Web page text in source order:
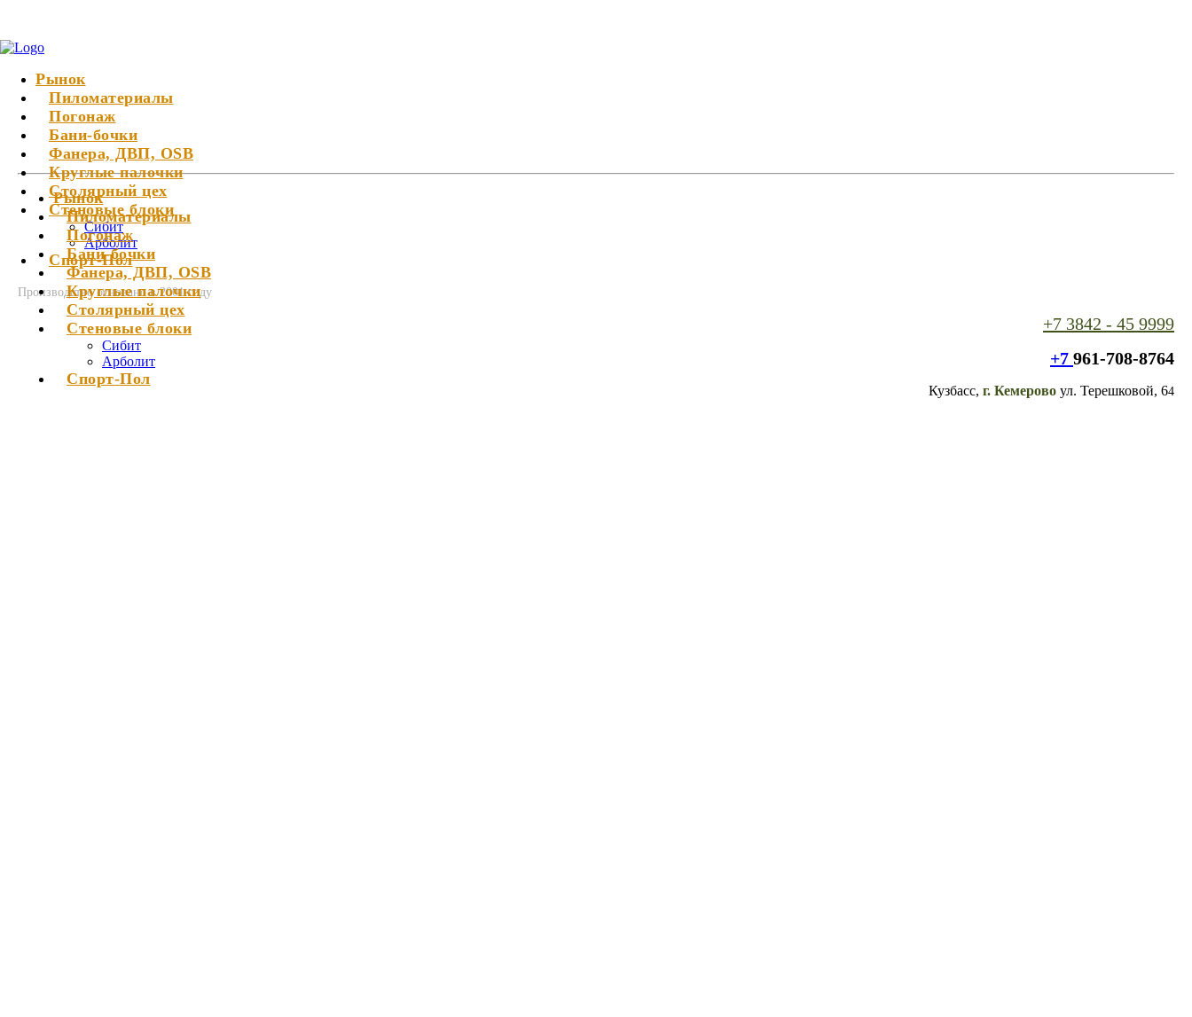
Рынок
Пиломатериалы
Погонаж
Бани-бочки
Фанера, ДВП, OSB
Круглые палочки
Столярный цех
Стеновые блоки
Сибит
Арболит
Спорт-Пол
Производство основано в 2001 году
+7 3842 - 45 9999
+7 961-708-8764
Кузбасс, г. Кемерово ул. Терешковой, 64
Рынок
Пиломатериалы
Погонаж
Бани-бочки
Фанера, ДВП, OSB
Круглые палочки
Столярный цех
Стеновые блоки
Сибит
Арболит
Спорт-Пол